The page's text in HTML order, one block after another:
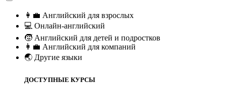
👩‍💼 Английский для взрослых
💻 Онлайн-английский
🧒 Английский для детей и подростков
👩‍💼 Английский для компаний
🌏 Другие языки
ДОСТУПНЫЕ КУРСЫ